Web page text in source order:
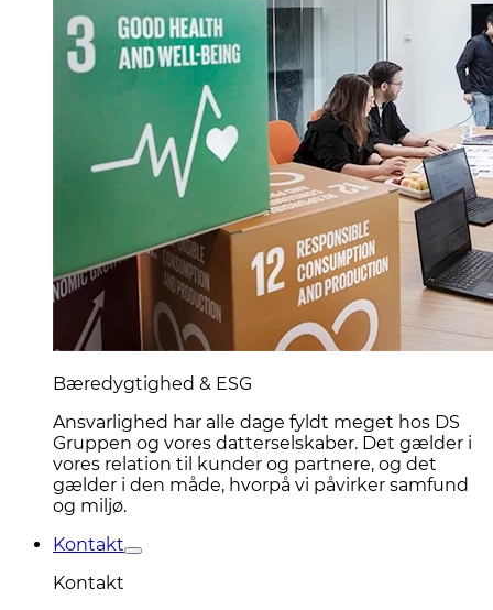
Bæredygtighed & ESG
Ansvarlighed har alle dage fyldt meget hos DS
Gruppen og vores datterselskaber. Det gælder i
vores relation til kunder og partnere, og det
gælder i den måde, hvorpå vi påvirker samfund
og miljø.
Kontakt
Kontakt